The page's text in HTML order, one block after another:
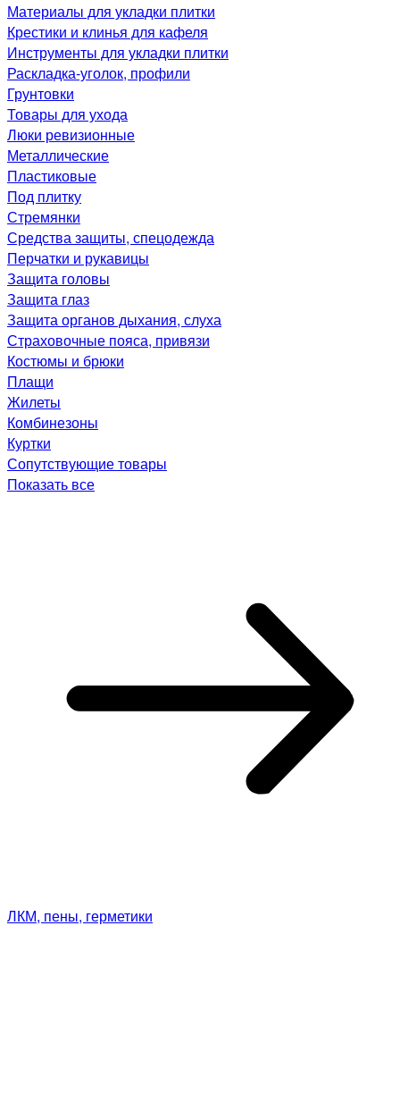
Материалы для укладки плитки
Крестики и клинья для кафеля
Инструменты для укладки плитки
Раскладка-уголок, профили
Грунтовки
Товары для ухода
Люки ревизионные
Металлические
Пластиковые
Под плитку
Стремянки
Средства защиты, спецодежда
Перчатки и рукавицы
Защита головы
Защита глаз
Защита органов дыхания, слуха
Страховочные пояса, привязи
Костюмы и брюки
Плащи
Жилеты
Комбинезоны
Куртки
Сопутствующие товары
Показать все
ЛКМ, пены, герметики